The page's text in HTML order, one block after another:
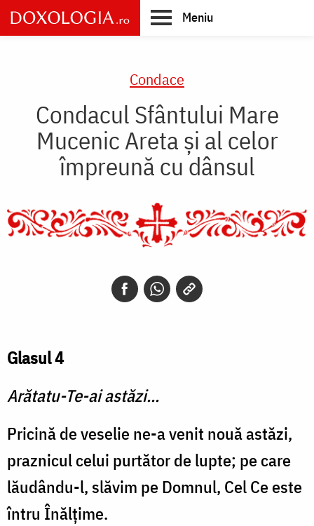
Skip
to
main
Meniu
Condace
Condacul Sfântului Mare
Mucenic Areta şi al celor
împreună cu dânsul
Glasul 4
Arătatu-Te-ai astăzi...
Pricină de veselie ne-a venit nouă astăzi,
praznicul celui purtător de lupte; pe care
lăudându-l, slăvim pe Domnul, Cel Ce este
întru Înălţime.